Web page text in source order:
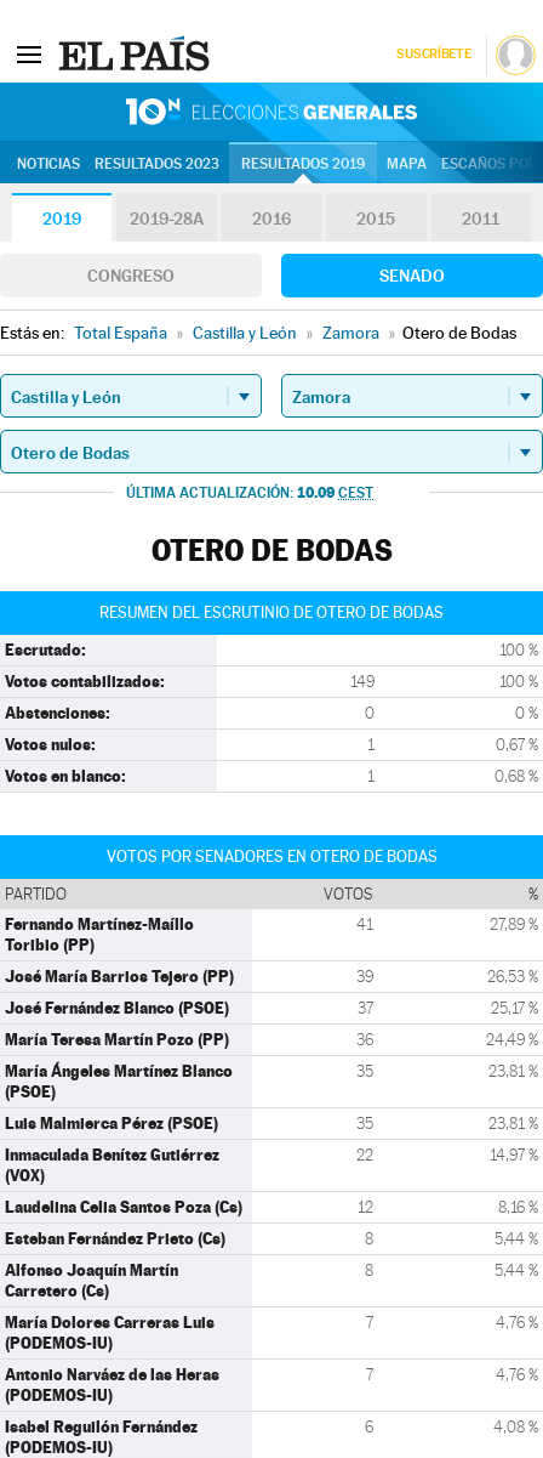
SUSCRÍBETE
NOTICIAS RESULTADOS 2023 RESULTADOS 2019 MAPA ESCAÑOS
2019 2019-28A 2016 2015 2011
CONGRESO SENADO
Estás en: Total España » Castilla y León » Zamora » Otero de Bodas
ÚLTIMA ACTUALIZACIÓN: 10.09 CEST
OTERO DE BODAS
RESUMEN DEL ESCRUTINIO DE OTERO DE BODAS
Escrutado: 100 %
Votos contabilizados: 149 100 %
Abstenciones: 0 0 %
Votos nulos: 1 0,67 %
Votos en blanco: 1 0,68 %
VOTOS POR SENADORES EN OTERO DE BODAS
PARTIDO VOTOS %
Fernando Martínez-Maíllo
Toribio (PP)
41 27,89 %
José María Barrios Tejero (PP) 39 26,53 %
José Fernández Blanco (PSOE) 37 25,17 %
María Teresa Martín Pozo (PP) 36 24,49 %
María Ángeles Martínez Blanco
(PSOE)
35 23,81 %
Luis Malmierca Pérez (PSOE) 35 23,81 %
Inmaculada Benítez Gutiérrez
(VOX)
22 14,97 %
Laudelina Celia Santos Poza (Cs) 12 8,16 %
Esteban Fernández Prieto (Cs) 8 5,44 %
Alfonso Joaquín Martín
Carretero (Cs)
8 5,44 %
María Dolores Carreras Luis
(PODEMOS-IU)
7 4,76 %
Antonio Narváez de las Heras
(PODEMOS-IU)
7 4,76 %
Isabel Reguilón Fernández
(PODEMOS-IU)
6 4,08 %